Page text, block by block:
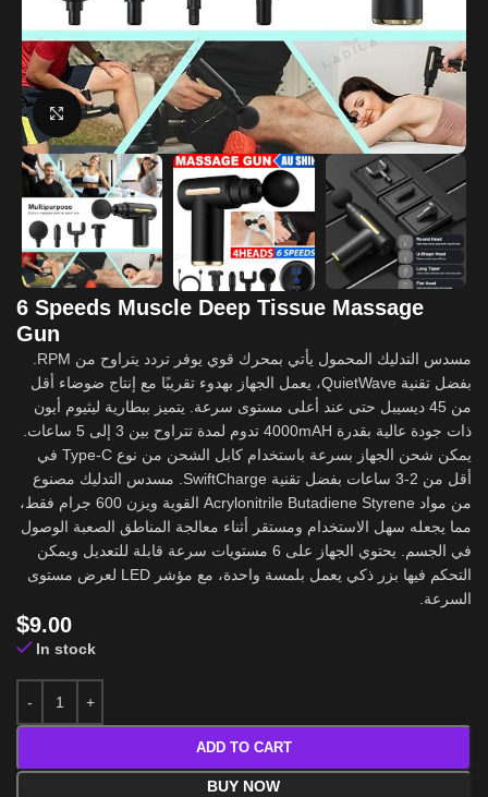
Click to enlarge
6 Speeds Muscle Deep Tissue Massage
Gun
مسدس التدليك المحمول يأتي بمحرك قوي يوفر تردد يتراوح من RPM.
بفضل تقنية QuietWave، يعمل الجهاز بهدوء تقريبًا مع إنتاج ضوضاء أقل
من 45 ديسيبل حتى عند أعلى مستوى سرعة. يتميز ببطارية ليثيوم أيون
ذات جودة عالية بقدرة 4000mAH تدوم لمدة تتراوح بين 3 إلى 5 ساعات.
يمكن شحن الجهاز بسرعة باستخدام كابل الشحن من نوع Type-C في
أقل من 2-3 ساعات بفضل تقنية SwiftCharge. مسدس التدليك مصنوع
من مواد Acrylonitrile Butadiene Styrene القوية ويزن 600 جرام فقط،
مما يجعله سهل الاستخدام ومستقر أثناء معالجة المناطق الصعبة الوصول
في الجسم. يحتوي الجهاز على 6 مستويات سرعة قابلة للتعديل ويمكن
التحكم فيها بزر ذكي يعمل بلمسة واحدة، مع مؤشر LED لعرض مستوى
السرعة.
$9.00
In stock
ADD TO CART
BUY NOW